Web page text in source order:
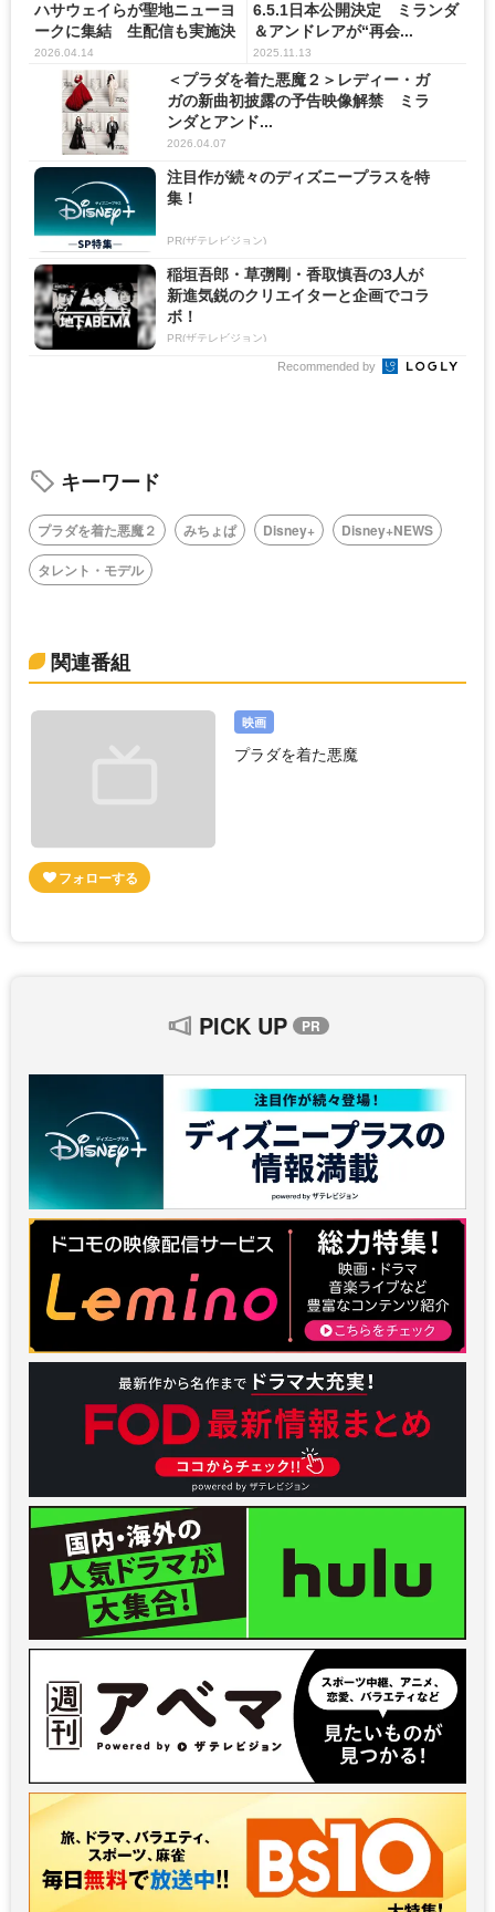
ハサウェイらが聖地ニューヨ
ークに集結 生配信も実施決
定...
2026.04.14
6.5.1日本公開決定 ミランダ
＆アンドレアが“再会...
2025.11.13
＜プラダを着た悪魔２＞レディー・ガ
ガの新曲初披露の予告映像解禁 ミラ
ンダとアンド...
2026.04.07
注目作が続々のディズニープラスを特
集！
PR(ザテレビジョン)
稲垣吾郎・草彅剛・香取慎吾の3人が
新進気鋭のクリエイターと企画でコラ
ボ！
PR(ザテレビジョン)
Recommended by
キーワード
プラダを着た悪魔２ みちょぱ Disney+
Disney+NEWS
タレント・モデル
関連番組
映画
プラダを着た悪魔
PICK UP